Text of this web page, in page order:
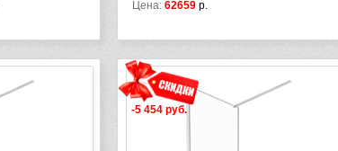
Цена: 62659 р.
-5 454 руб.